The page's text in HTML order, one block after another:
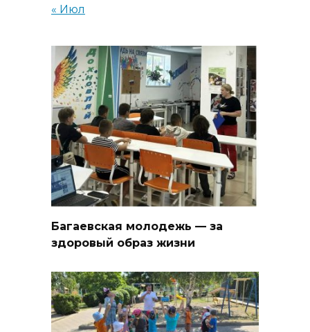
« Июл
Багаевская молодежь — за
здоровый образ жизни